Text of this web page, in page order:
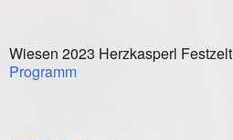
Wiesen 2023 Herzkasperl Festzelt
Programm